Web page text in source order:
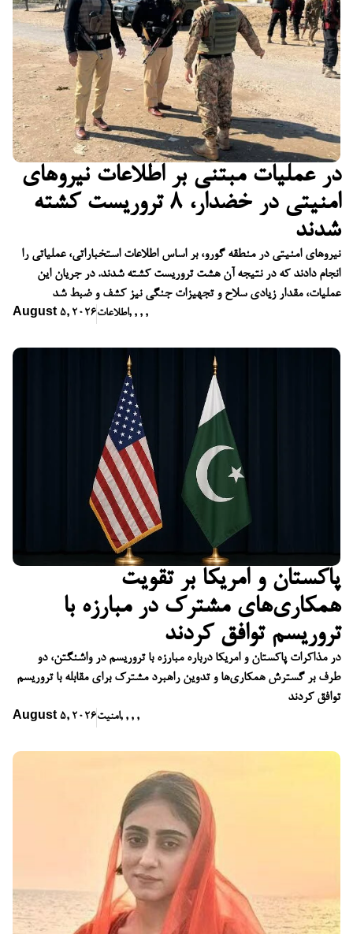
در عملیات مبتنی بر اطلاعات نیروهای
امنیتی در خضدار، ۸ تروریست کشته
شدند
نیروهای امنیتی در منطقه گورو، بر اساس اطلاعات استخباراتی، عملیاتی را
انجام دادند که در نتیجه آن هشت تروریست کشته شدند. در جریان این
عملیات، مقدار زیادی سلاح و تجهیزات جنگی نیز کشف و ضبط شد
August 5, 2026اطلاعات, , , ,
پاکستان و امریکا بر تقویت
همکاری‌های مشترک در مبارزه با
تروریسم توافق کردند
در مذاکرات پاکستان و امریکا درباره مبارزه با تروریسم در واشنگتن، دو
طرف بر گسترش همکاری‌ها و تدوین راهبرد مشترک برای مقابله با تروریسم
توافق کردند
August 5, 2026امنیت, , , ,